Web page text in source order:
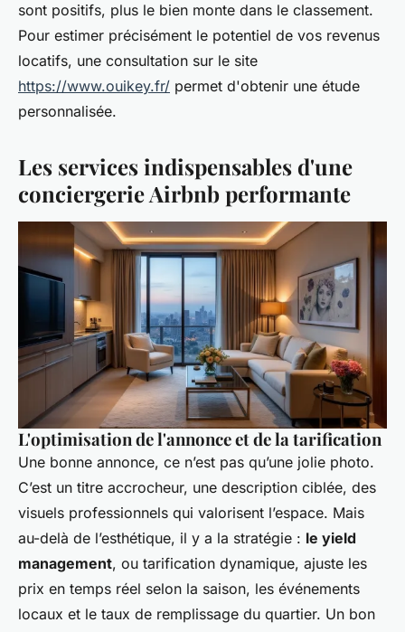
sont positifs, plus le bien monte dans le classement.
Pour estimer précisément le potentiel de vos revenus
locatifs, une consultation sur le site
https://www.ouikey.fr/ permet d'obtenir une étude
personnalisée.
Les services indispensables d'une
conciergerie Airbnb performante
L'optimisation de l'annonce et de la tarification
Une bonne annonce, ce n’est pas qu’une jolie photo.
C’est un titre accrocheur, une description ciblée, des
visuels professionnels qui valorisent l’espace. Mais
au-delà de l’esthétique, il y a la stratégie : le yield
management, ou tarification dynamique, ajuste les
prix en temps réel selon la saison, les événements
locaux et le taux de remplissage du quartier. Un bon